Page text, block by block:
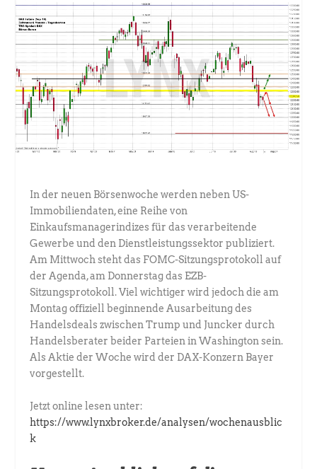
In der neuen Börsenwoche werden neben US-
Immobiliendaten, eine Reihe von
Einkaufsmanagerindizes für das verarbeitende
Gewerbe und den Dienstleistungssektor publiziert.
Am Mittwoch steht das FOMC-Sitzungsprotokoll auf
der Agenda, am Donnerstag das EZB-
Sitzungsprotokoll. Viel wichtiger wird jedoch die am
Montag offiziell beginnende Ausarbeitung des
Handelsdeals zwischen Trump und Juncker durch
Handelsberater beider Parteien in Washington sein.
Als Aktie der Woche wird der DAX-Konzern Bayer
vorgestellt.
Jetzt online lesen unter:
https://www.lynxbroker.de/analysen/wochenausblic
k